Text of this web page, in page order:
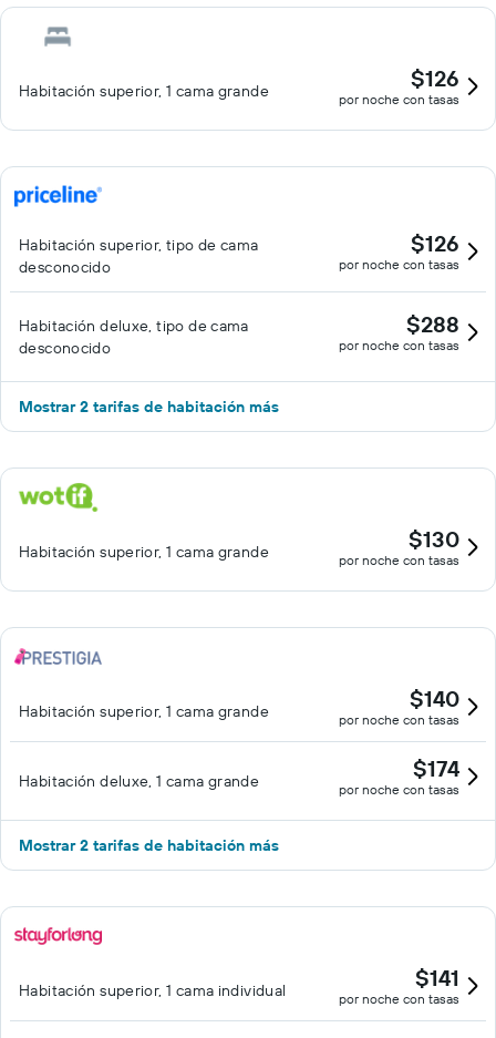
Habitación superior, 1 cama grande $126
por noche con tasas
Habitación superior, tipo de cama
desconocido
$126
por noche con tasas
Habitación deluxe, tipo de cama
desconocido
$288
por noche con tasas
Mostrar 2 tarifas de habitación más
Habitación superior, 1 cama grande $130
por noche con tasas
Habitación superior, 1 cama grande $140
por noche con tasas
Habitación deluxe, 1 cama grande $174
por noche con tasas
Mostrar 2 tarifas de habitación más
Habitación superior, 1 cama individual $141
por noche con tasas